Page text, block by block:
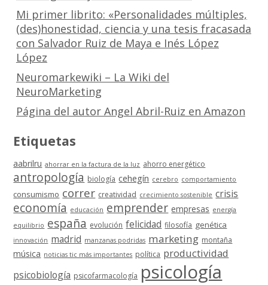
Mi primer librito: «Personalidades múltiples,
(des)honestidad, ciencia y una tesis fracasada
con Salvador Ruiz de Maya e Inés López
López
Neuromarkewiki – La Wiki del
NeuroMarketing
Página del autor Angel Abril-Ruiz en Amazon
Etiquetas
aabrilru ahorrar en la factura de la luz ahorro energético
antropología biología cehegín cerebro comportamiento
consumismo correr creatividad crecimiento sostenible crisis
economía educación emprender empresas energía
equilibrio españa evolución felicidad filosofía genética
innovación madrid manzanas podridas marketing montaña
música noticias tic más importantes política productividad
psicobiología psicofarmacología psicología